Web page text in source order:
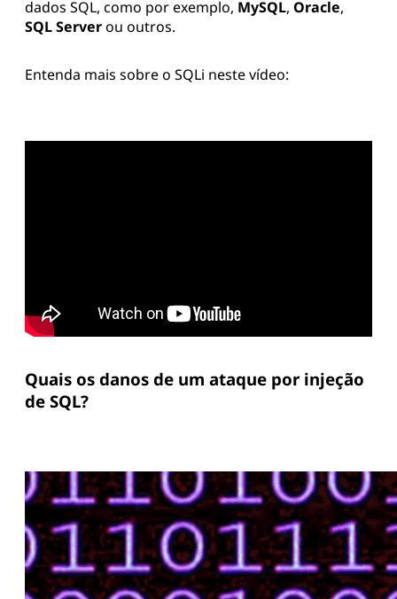
dados SQL, como por exemplo, MySQL, Oracle,
SQL Serverou outros.
Entenda mais sobre o SQLi neste vídeo:
Quais os danos de um ataque por injeção
de SQL?